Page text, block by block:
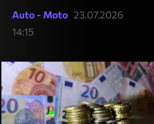
Auto - Moto 23.07.2026
14:15